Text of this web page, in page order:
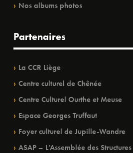
Nos albums photos
Partenaires
La CCR Liège
Centre culturel de Chênée
Centre Culturel Ourthe et Meuse
Espace Georges Truffaut
Foyer culturel de Jupille-Wandre
ASAP – L’Assemblée des